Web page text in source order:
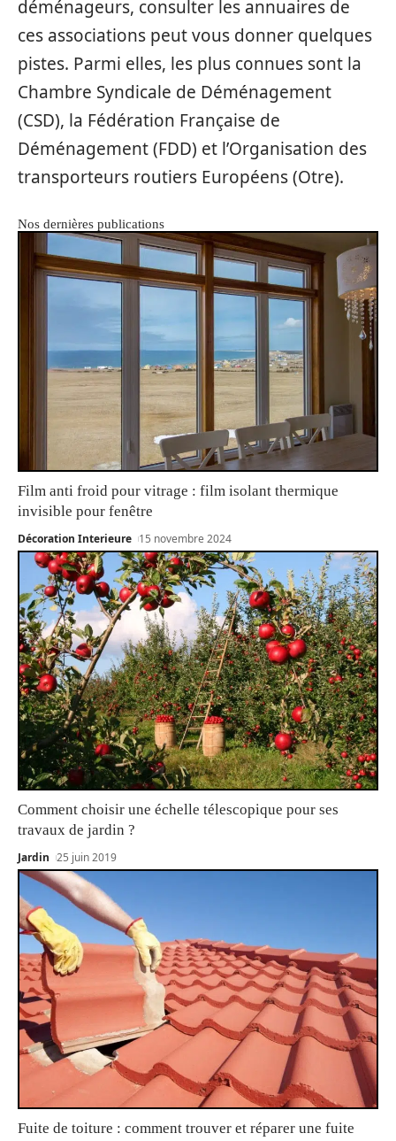
déménageurs, consulter les annuaires de
ces associations peut vous donner quelques
pistes. Parmi elles, les plus connues sont la
Chambre Syndicale de Déménagement
(CSD), la Fédération Française de
Déménagement (FDD) et l’Organisation des
transporteurs routiers Européens (Otre).
Nos dernières publications
Film anti froid pour vitrage : film isolant thermique
invisible pour fenêtre
Décoration Interieure 15 novembre 2024
Comment choisir une échelle télescopique pour ses
travaux de jardin ?
Jardin 25 juin 2019
Fuite de toiture : comment trouver et réparer une fuite